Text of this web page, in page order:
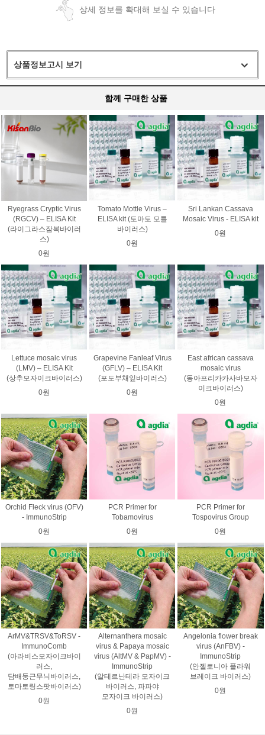
상세 정보를 확대해 보실 수 있습니다
상품정보고시 보기
함께 구매한 상품
Ryegrass Cryptic Virus
(RGCV) – ELISA Kit
(라이그라스잠복바이러
스)
0원
Tomato Mottle Virus –
ELISA kit (토마토 모틀
바이러스)
0원
Sri Lankan Cassava
Mosaic Virus - ELISA kit
0원
Lettuce mosaic virus
(LMV) – ELISA Kit
(상추모자이크바이러스)
0원
Grapevine Fanleaf Virus
(GFLV) – ELISA Kit
(포도부채잎바이러스)
0원
East african cassava
mosaic virus
(동아프리카카사바모자
이크바이러스)
0원
Orchid Fleck virus (OFV)
- ImmunoStrip
0원
PCR Primer for
Tobamovirus
0원
PCR Primer for
Tospovirus Group
0원
ArMV&TRSV&ToRSV -
ImmunoComb
(아라비스모자이크바이
러스,
담배둥근무늬바이러스,
토마토링스팟바이러스)
0원
Alternanthera mosaic
virus & Papaya mosaic
virus (AltMV & PapMV) -
ImmunoStrip
(알테르난테라 모자이크
바이러스, 파파야
모자이크 바이러스)
0원
Angelonia flower break
virus (AnFBV) -
ImmunoStrip
(안젤로니아 플라워
브레이크 바이러스)
0원